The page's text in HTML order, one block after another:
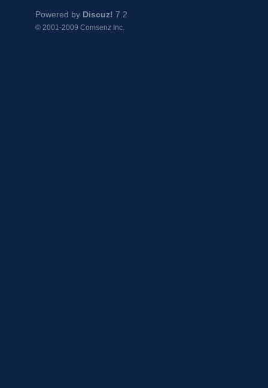
Powered by Discuz! 7.2
© 2001-2009 Comsenz Inc.